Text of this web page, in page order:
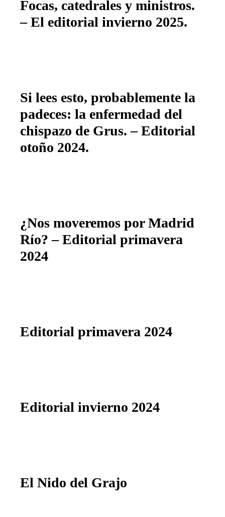
Focas, catedrales y ministros.
– El editorial invierno 2025.
Si lees esto, probablemente la
padeces: la enfermedad del
chispazo de Grus. – Editorial
otoño 2024.
¿Nos moveremos por Madrid
Río? – Editorial primavera
2024
Editorial primavera 2024
Editorial invierno 2024
El Nido del Grajo